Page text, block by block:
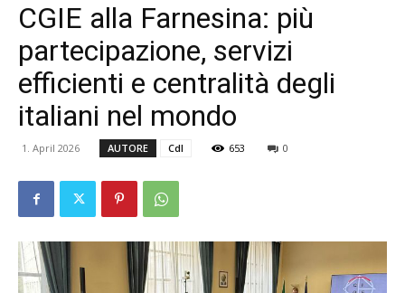
d'Italia
CGIE alla Farnesina: più
partecipazione, servizi
efficienti e centralità degli
italiani nel mondo
1. April 2026 AUTORE CdI 653 0